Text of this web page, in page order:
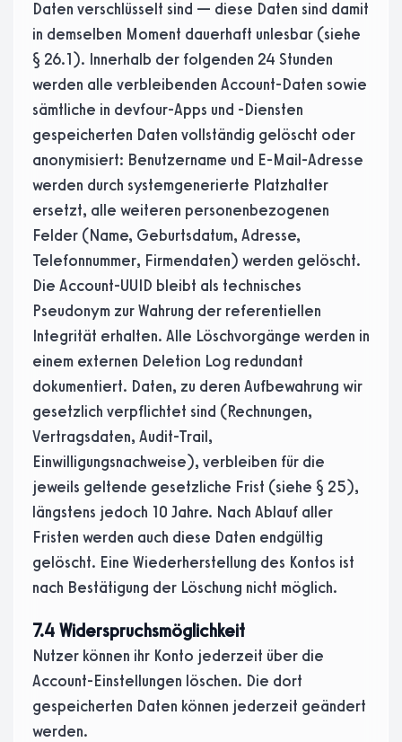
Daten verschlüsselt sind — diese Daten sind damit
in demselben Moment dauerhaft unlesbar (siehe
§ 26.1). Innerhalb der folgenden 24 Stunden
werden alle verbleibenden Account-Daten sowie
sämtliche in devfour-Apps und -Diensten
gespeicherten Daten vollständig gelöscht oder
anonymisiert: Benutzername und E-Mail-Adresse
werden durch systemgenerierte Platzhalter
ersetzt, alle weiteren personenbezogenen
Felder (Name, Geburtsdatum, Adresse,
Telefonnummer, Firmendaten) werden gelöscht.
Die Account-UUID bleibt als technisches
Pseudonym zur Wahrung der referentiellen
Integrität erhalten. Alle Löschvorgänge werden in
einem externen Deletion Log redundant
dokumentiert. Daten, zu deren Aufbewahrung wir
gesetzlich verpflichtet sind (Rechnungen,
Vertragsdaten, Audit-Trail,
Einwilligungsnachweise), verbleiben für die
jeweils geltende gesetzliche Frist (siehe § 25),
längstens jedoch 10 Jahre. Nach Ablauf aller
Fristen werden auch diese Daten endgültig
gelöscht. Eine Wiederherstellung des Kontos ist
nach Bestätigung der Löschung nicht möglich.
7.4 Widerspruchsmöglichkeit
Nutzer können ihr Konto jederzeit über die
Account-Einstellungen löschen. Die dort
gespeicherten Daten können jederzeit geändert
werden.